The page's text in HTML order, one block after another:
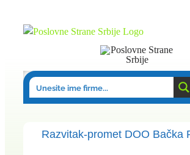
Razvitak-promet DOO Bačka